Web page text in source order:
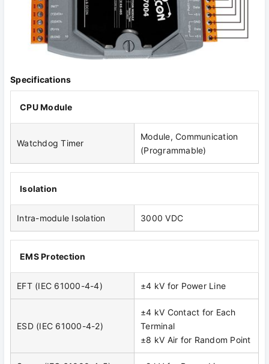
Specifications
CPU Module
Watchdog Timer
Module, Communication
(Programmable)
Isolation
Intra-module Isolation 3000 VDC
EMS Protection
EFT (IEC 61000-4-4) ±4 kV for Power Line
ESD (IEC 61000-4-2)
±4 kV Contact for Each
Terminal
±8 kV Air for Random Point